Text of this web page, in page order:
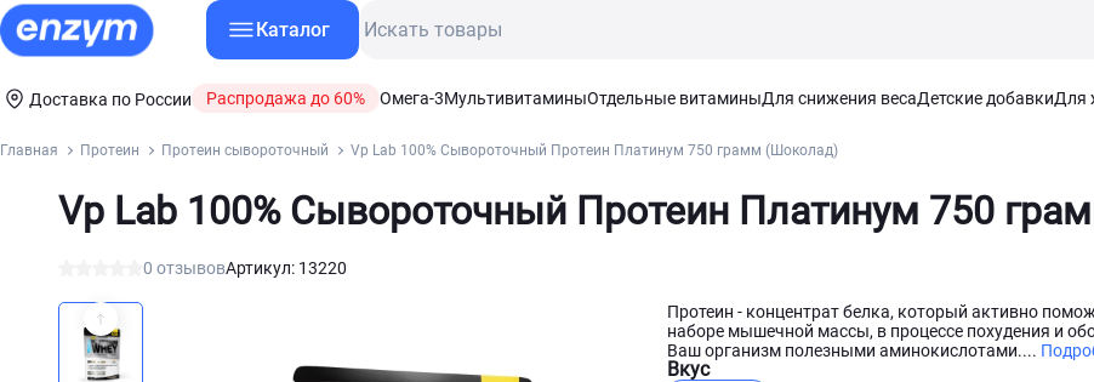
Каталог
Доставка по России Распродажа до 60% Омега-3МультивитаминыОтдельные витаминыДля снижения весаДетские добавкиДля
Главная Протеин Протеин сывороточный Vp Lab 100% Сывороточный Протеин Платинум 750 грамм (Шоколад)
Vp Lab 100% Сывороточный Протеин Платинум 750
0 отзывовАртикул: 13220
Протеин - концентрат белка, который активно
наборе мышечной массы, в процессе похудения и
Ваш организм полезными аминокислотами....
Вкус